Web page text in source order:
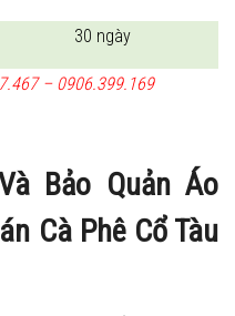
30 ngày
– 0906.399.169
Bảo Quản Áo
Cà Phê Cổ Tàu